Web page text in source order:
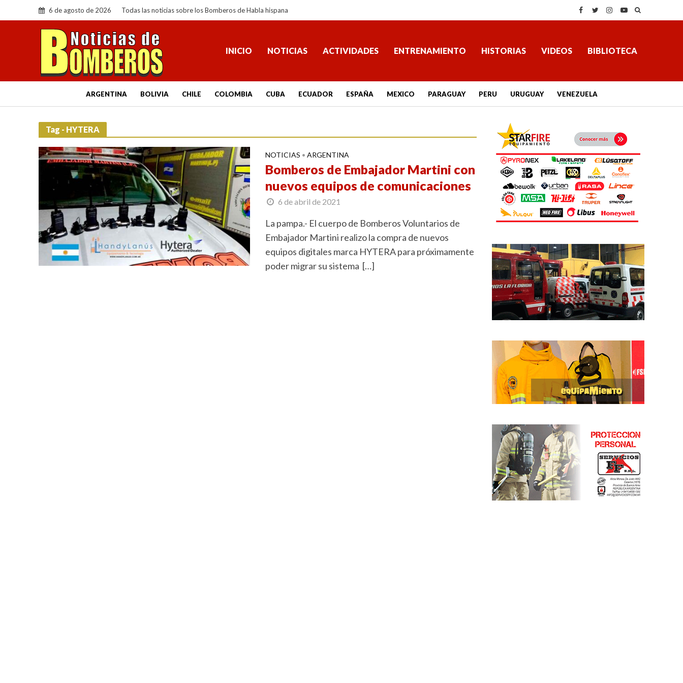
6 de agosto de 2026 Todas las noticias sobre los Bomberos de Habla hispana
INICIO NOTICIAS ACTIVIDADES ENTRENAMIENTO HISTORIAS VIDEOS BIBLIOTECA
ARGENTINA BOLIVIA CHILE COLOMBIA CUBA ECUADOR ESPAÑA MEXICO PARAGUAY PERU URUGUAY VENEZUELA
Tag - HYTERA
NOTICIAS • ARGENTINA
Bomberos de Embajador Martini con
nuevos equipos de comunicaciones
6 de abril de 2021
La pampa.- El cuerpo de Bomberos Voluntarios de
Embajador Martini realizo la compra de nuevos
equipos digitales marca HYTERA para próximamente
poder migrar su sistema […]